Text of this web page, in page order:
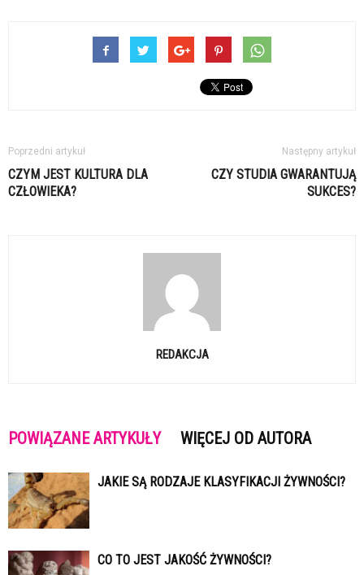
Poprzedni artykuł
CZYM JEST KULTURA DLA
CZŁOWIEKA?
Następny artykuł
CZY STUDIA GWARANTUJĄ
SUKCES?
REDAKCJA
POWIĄZANE ARTYKUŁY WIĘCEJ OD AUTORA
JAKIE SĄ RODZAJE KLASYFIKACJI ŻYWNOŚCI?
CO TO JEST JAKOŚĆ ŻYWNOŚCI?